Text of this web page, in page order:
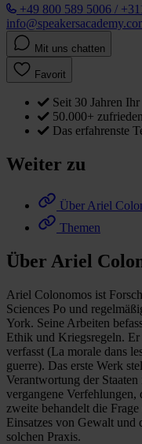
+49 800 589 5006 /
Mit uns chatten
Favorit
Seit 30 Jahren
50.000+
Das erfahrenste
Weiter zu
Über Ariel
Themen
Über Ariel
Ariel Colonomos ist
Sciences Po und
York. Seine Arbeiten
Ethik und Kriegsregeln. Er
verfasst (La morale dans
guerre). Das erste Werk
Verantwortung der
vergangene Verfehlungen,
zweite behandelt die
Einsatzes von Gewalt und
solchen Praxis.